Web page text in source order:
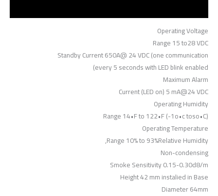
Operating Voltage
Range 15 to28 VDC
Standby Current 650A@ 24 VDC (one communication
every 5 seconds with LED blink enabled)
Maximum Alarm
Current (LED on) 5 mA@24 VDC
Operating Humidity
Range 14•F to 122•F (-1o•c toso•C)
Operating Temperature
Range 10% to 93%Relative Humidity,
Non-condensing
Smoke Sensitivity 0.15-0.30d8/m
Height 42 mm instalied in Base
Diameter 64mm